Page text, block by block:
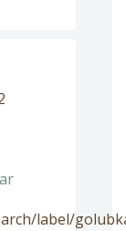
label/